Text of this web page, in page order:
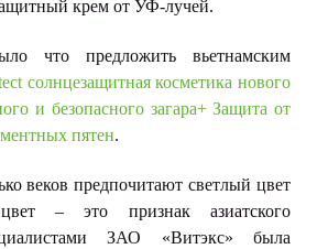
крем от УФ-лучей.
что предложить вьетнамским
солнцезащитная косметика нового
и безопасного загара+ Защита от
пятен.
веков предпочитают светлый цвет
– это признак азиатского
ЗАО «Витэкс» была